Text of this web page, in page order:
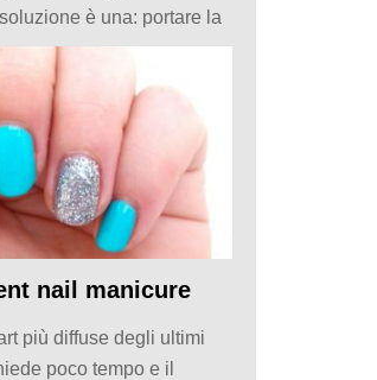
è una: portare la
nail manicure
più diffuse degli ultimi
poco tempo e il